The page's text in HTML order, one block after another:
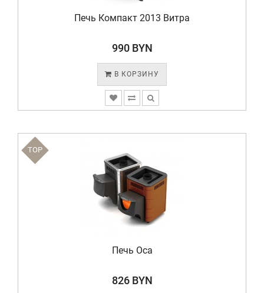
Печь Компакт 2013 Витра
990 BYN
В КОРЗИНУ
TOP
Печь Оса
826 BYN